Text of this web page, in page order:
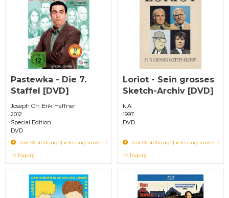
Pastewka - Die 7.
Staffel [DVD]
Joseph Orr, Erik Haffner
2012
Special Edition
DVD
Auf Bestellung (Lieferung innert 7-
14 Tagen)
Loriot - Sein grosses
Sketch-Archiv [DVD]
k.A.
1997
DVD
Auf Bestellung (Lieferung innert 7-
14 Tagen)